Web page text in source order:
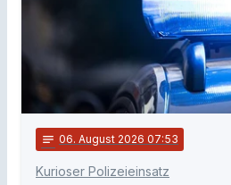
notes 06. August 2026 07:53
Kurioser Polizeieinsatz